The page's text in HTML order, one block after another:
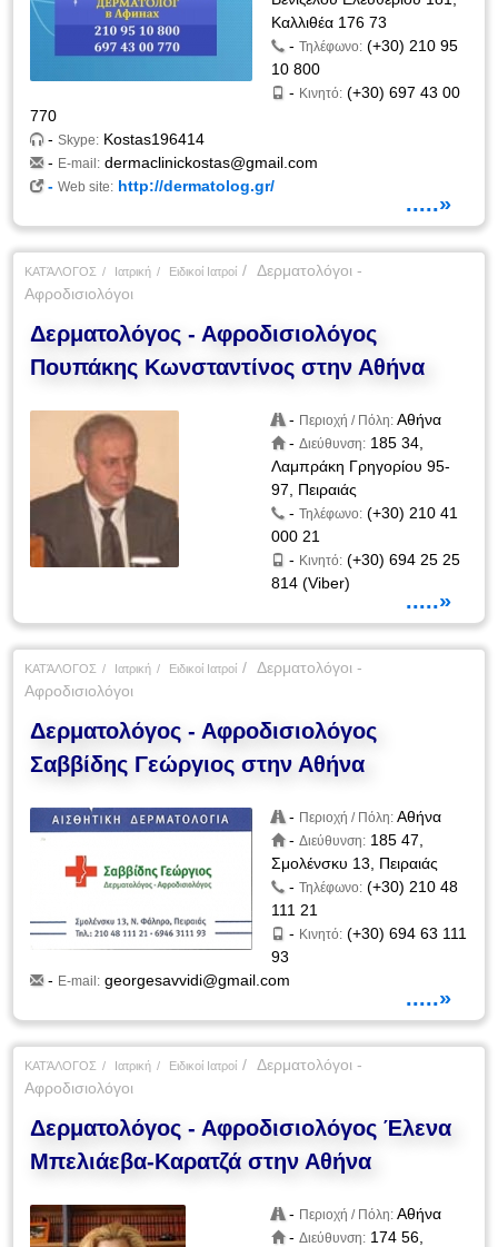
Καλλιθέα 176 73
-Τηλέφωνο: (+30) 210 95
10 800
- Κινητό: (+30) 697 43 00
770
-Skype: Kostas196414
- E-mail: dermaclinickostas@gmail.com
-Web site: http://dermatolog.gr/
.....»
ΚΑΤΆΛΟΓΟΣ Ιατρική Ειδικοί Ιατροί
Δερματολόγοι -
Αφροδισιολόγοι
Δερματολόγος - Αφροδισιολόγος
Πουπάκης Κωνσταντίνος στην Αθήνα
- Περιοχή / Πόλη: Αθήνα
-Διεύθυνση: 185 34,
Λαμπράκη Γρηγορίου 95-
97, Πειραιάς
-Τηλέφωνο: (+30) 210 41
000 21
- Κινητό: (+30) 694 25 25
814 (Viber)
.....»
ΚΑΤΆΛΟΓΟΣ Ιατρική Ειδικοί Ιατροί
Δερματολόγοι -
Αφροδισιολόγοι
Δερματολόγος - Αφροδισιολόγος
Σαββίδης Γεώργιος στην Αθήνα
- Περιοχή / Πόλη: Αθήνα
-Διεύθυνση: 185 47,
Σμολένσκυ 13, Πειραιάς
-Τηλέφωνο: (+30) 210 48
111 21
- Κινητό: (+30) 694 63 111
93
- E-mail: georgesavvidi@gmail.com
.....»
ΚΑΤΆΛΟΓΟΣ Ιατρική Ειδικοί Ιατροί
Δερματολόγοι -
Αφροδισιολόγοι
Δερματολόγος - Αφροδισιολόγος Έλενα
Μπελιάεβα-Καρατζά στην Αθήνα
- Περιοχή / Πόλη: Αθήνα
-Διεύθυνση: 174 56,